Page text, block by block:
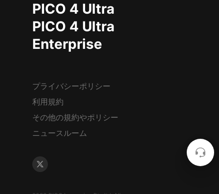
PICO 4 Ultra
PICO 4 Ultra
Enterprise
プライバシーポリシー
利用規約
その他の規約やポリシー
ニュースルーム